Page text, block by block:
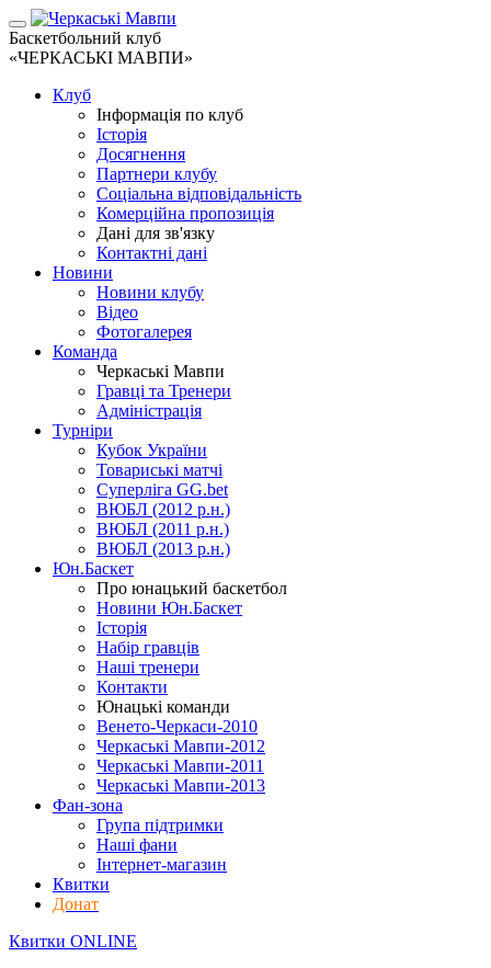
Баскетбольний клуб
«ЧЕРКАСЬКІ МАВПИ»
Клуб
Інформація по клуб
Історія
Досягнення
Партнери клубу
Соціальна відповідальність
Комерційна пропозиція
Дані для зв'язку
Контактні дані
Новини
Новини клубу
Відео
Фотогалерея
Команда
Черкаські Мавпи
Гравці та Тренери
Адміністрація
Турніри
Кубок України
Товариські матчі
Суперліга GG.bet
ВЮБЛ (2012 р.н.)
ВЮБЛ (2011 р.н.)
ВЮБЛ (2013 р.н.)
Юн.Баскет
Про юнацький баскетбол
Новини Юн.Баскет
Історія
Набір гравців
Наші тренери
Контакти
Юнацькі команди
Венето-Черкаси-2010
Черкаські Мавпи-2012
Черкаські Мавпи-2011
Черкаські Мавпи-2013
Фан-зона
Група підтримки
Наші фани
Інтернет-магазин
Квитки
Донат
Квитки ONLINE